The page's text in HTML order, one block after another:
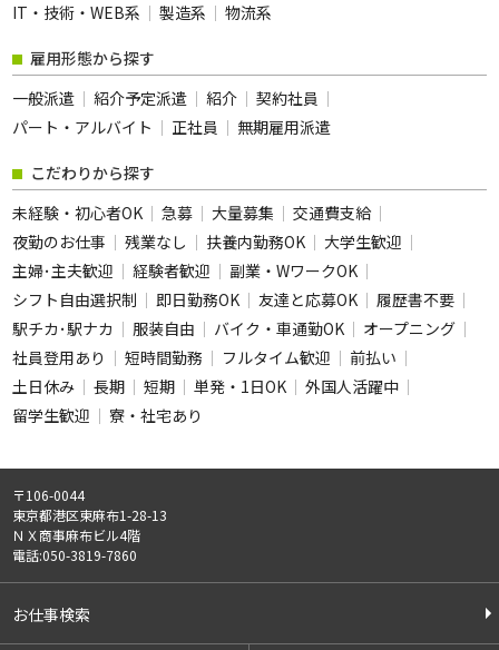
IT・技術・WEB系
製造系 物流系
雇用形態から探す
一般派遣
紹介予定派遣 紹介
契約社員
パート・アルバイト
正社員 無期雇用派遣
こだわりから探す
未経験・初心者OK
急募 大量募集
交通費支給
夜勤のお仕事
残業なし 扶養内勤務OK
大学生歓迎
主婦･主夫歓迎
経験者歓迎
副業・WワークOK
シフト自由選択制
即日勤務OK 友達と応募OK
履歴書不要
駅チカ･駅ナカ
服装自由 バイク・車通勤OK
オープニング
社員登用あり
短時間勤務 フルタイム歓迎
前払い
土日休み
長期 短期 単発・1日OK
外国人活躍中
留学生歓迎
寮・社宅あり
〒106-0044
東京都港区東麻布1-28-13
ＮＸ商事麻布ビル4階
電話:050-3819-7860
お仕事検索